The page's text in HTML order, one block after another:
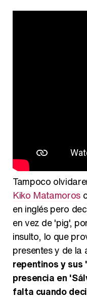
Tampoco
Kiko Matamoros
en inglés pero
en vez de 'pig',
insulto, lo que
presentes y de la
repentinos y sus
presencia en
falta cuando